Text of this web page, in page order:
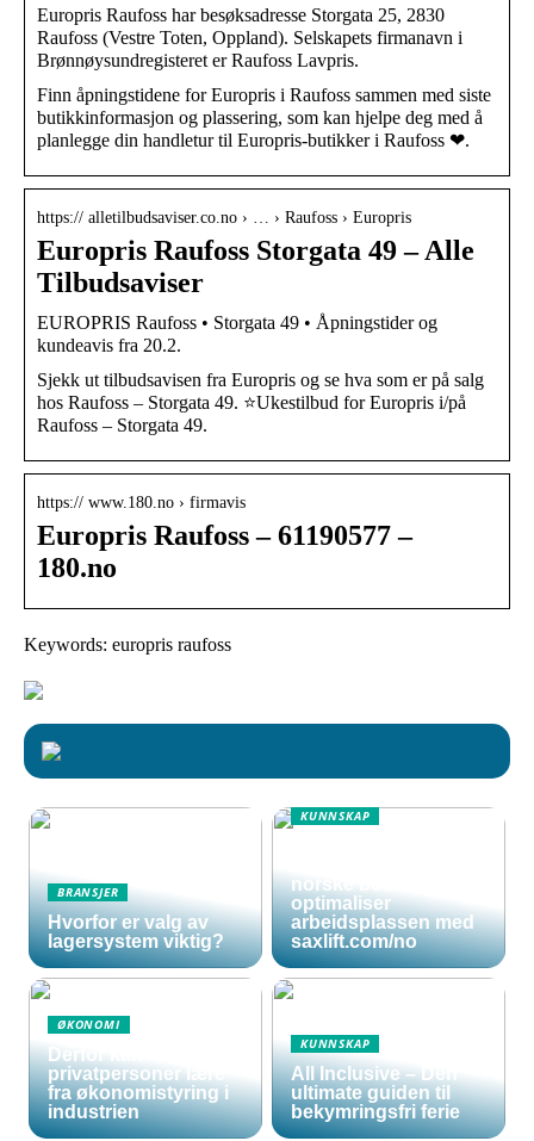
Europris Raufoss har besøksadresse Storgata 25, 2830
Raufoss (Vestre Toten, Oppland). Selskapets firmanavn i
Brønnøysundregisteret er Raufoss Lavpris.
Finn åpningstidene for Europris i Raufoss sammen med siste
butikkinformasjon og plassering, som kan hjelpe deg med å
planlegge din handletur til Europris-butikker i Raufoss ❤.
https:// alletilbudsaviser.co.no › … › Raufoss › Europris
Europris Raufoss Storgata 49 – Alle
Tilbudsaviser
EUROPRIS Raufoss • Storgata 49 • Åpningstider og
kundeavis fra 20.2.
Sjekk ut tilbudsavisen fra Europris og se hva som er på salg
hos Raufoss – Storgata 49. ⭐Ukestilbud for Europris i/på
Raufoss – Storgata 49.
https:// www.180.no › firmavis
Europris Raufoss – 61190577 –
180.no
Keywords: europris raufoss
BRANSJER
Hvorfor er valg av
lagersystem viktig?
KUNNSKAP
norske bedrifter:
optimaliser
arbeidsplassen med
saxlift.com/no
ØKONOMI
Derfor kan
privatpersoner lære
fra økonomistyring i
industrien
KUNNSKAP
All Inclusive – Den
ultimate guiden til
bekymringsfri ferie